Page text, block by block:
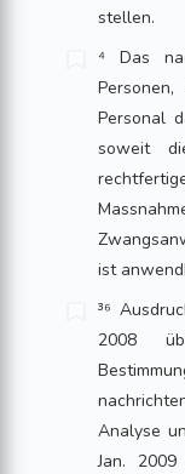
stellen.
⁴ Das
Personal
soweit
ist
³⁶
2008
Analyse
Jan.